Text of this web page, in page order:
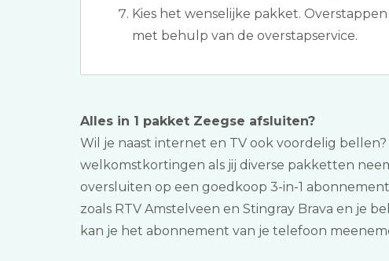
Kies het wenselijke pakket.
met behulp van de overstapservice.
Alles in 1 pakket Zeegse afsluiten?
Wil je naast internet en TV ook voordelig
welkomstkortingen als jij diverse pakketten
oversluiten op een goedkoop 3-in-1
zoals RTV Amstelveen en Stingray Brava en je
kan je het abonnement van je telefoon